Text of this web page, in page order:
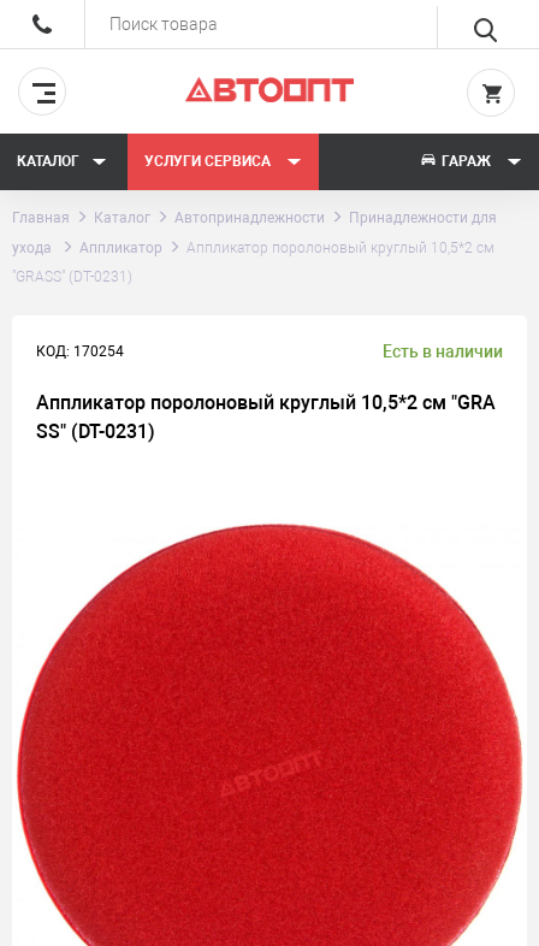
КАТАЛОГ УСЛУГИ СЕРВИСА ГАРАЖ
Главная Каталог Автопринадлежности
Принадлежности для
ухода
Аппликатор
Аппликатор поролоновый круглый 10,5*2 см
"GRASS" (DT-0231)
КОД: 170254 Есть в наличии
Аппликатор поролоновый круглый 10,5*2 см "GRA
SS" (DT-0231)